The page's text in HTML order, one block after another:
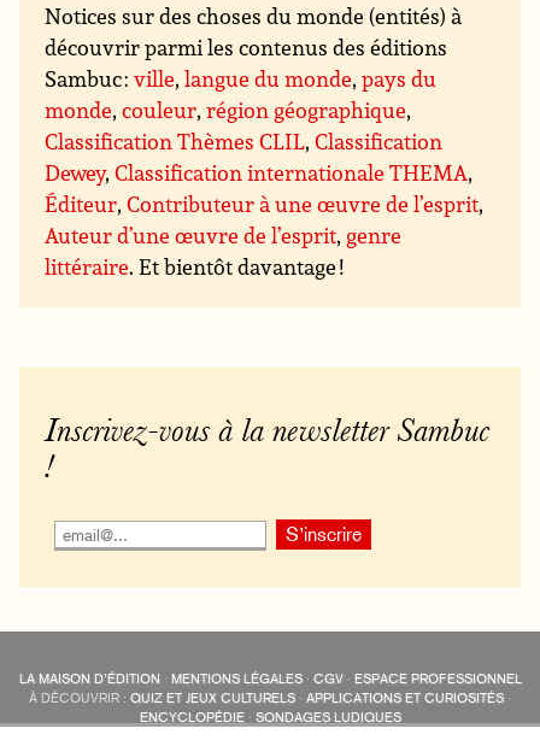
Notices sur des choses du monde (entités) à
découvrir parmi les contenus des éditions
Sambuc :ville,langue du monde,pays du
monde,couleur,région géographique,
Classification Thèmes CLIL,Classification
Dewey,Classification internationale THEMA,
Éditeur,Contributeur à une œuvre de l’esprit,
Auteur d’une œuvre de l’esprit, genre
littéraire. Et bientôt davantage !
Inscrivez-vous à la newsletter Sambuc
!
LA MAISON D’ÉDITION · MENTIONS LÉGALES· CGV· ESPACE PROFESSIONNEL
À DÉCOUVRIR : QUIZ ET JEUX CULTURELS · APPLICATIONS ET CURIOSITÉS ·
ENCYCLOPÉDIE· SONDAGES LUDIQUES